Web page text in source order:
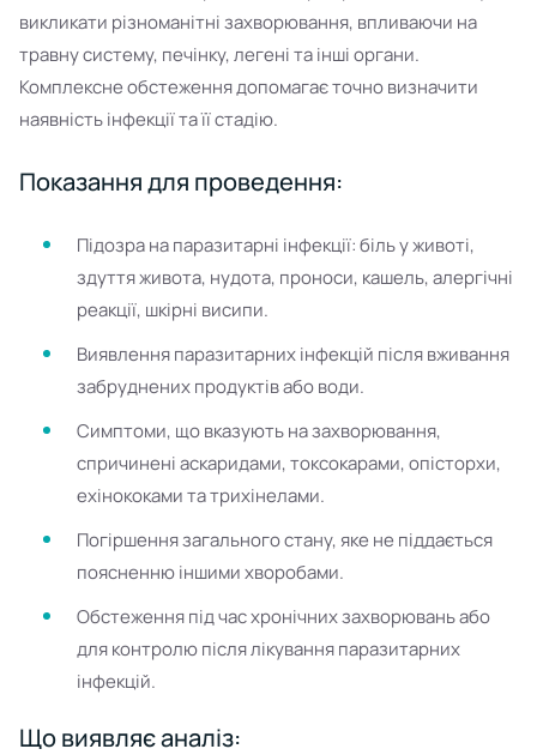
викликати різноманітні захворювання, впливаючи на
травну систему, печінку, легені та інші органи.
Комплексне обстеження допомагає точно визначити
наявність інфекції та її стадію.
Показання для проведення:
Підозра на паразитарні інфекції: біль у животі,
здуття живота, нудота, проноси, кашель, алергічні
реакції, шкірні висипи.
Виявлення паразитарних інфекцій після вживання
забруднених продуктів або води.
Симптоми, що вказують на захворювання,
спричинені аскаридами, токсокарами, опісторхи,
ехінококами та трихінелами.
Погіршення загального стану, яке не піддається
поясненню іншими хворобами.
Обстеження під час хронічних захворювань або
для контролю після лікування паразитарних
інфекцій.
Що виявляє аналіз: